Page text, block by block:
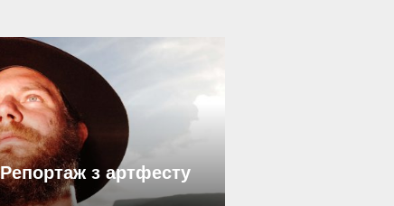
з артфесту